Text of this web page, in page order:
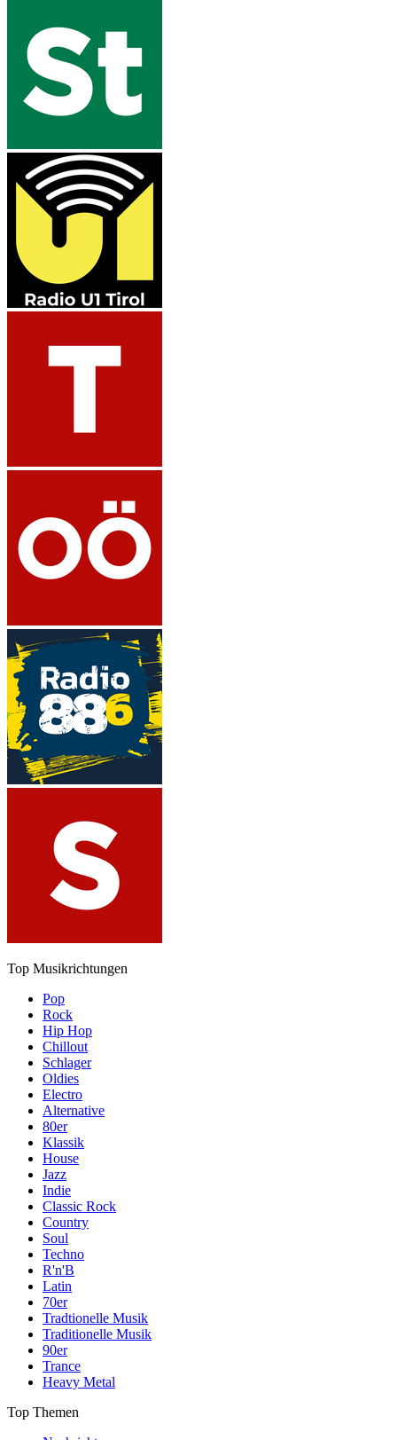
Top Musikrichtungen
Pop
Rock
Hip Hop
Chillout
Schlager
Oldies
Electro
Alternative
80er
Klassik
House
Jazz
Indie
Classic Rock
Country
Soul
Techno
R'n'B
Latin
70er
Tradtionelle Musik
Traditionelle Musik
90er
Trance
Heavy Metal
Top Themen